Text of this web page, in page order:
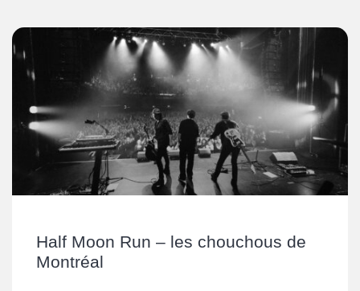
Half Moon Run – les chouchous de
Montréal